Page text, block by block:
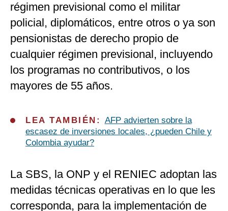
régimen previsional como el militar
policial, diplomáticos, entre otros o ya son
pensionistas de derecho propio de
cualquier régimen previsional, incluyendo
los programas no contributivos, o los
mayores de 55 años.
LEA TAMBIÉN: AFP advierten sobre la
escasez de inversiones locales, ¿pueden Chile y
Colombia ayudar?
La SBS, la ONP y el RENIEC adoptan las
medidas técnicas operativas en lo que les
corresponda, para la implementación de